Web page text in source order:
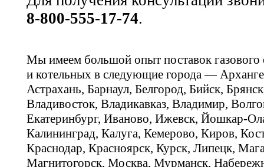
8-800-555-17-74.
Мы имеем большой опыт поставок газового
и котельных в следующие города —
Астрахань, Барнаул, Белгород, Бийск,
Владивосток, Владикавказ, Владимир,
Екатеринбург, Иваново, Ижевск, Йошкар-
Калининград, Калуга, Кемерово, Киров,
Краснодар, Красноярск, Курск, Липецк,
Магнитогорск, Москва, Мурманск,